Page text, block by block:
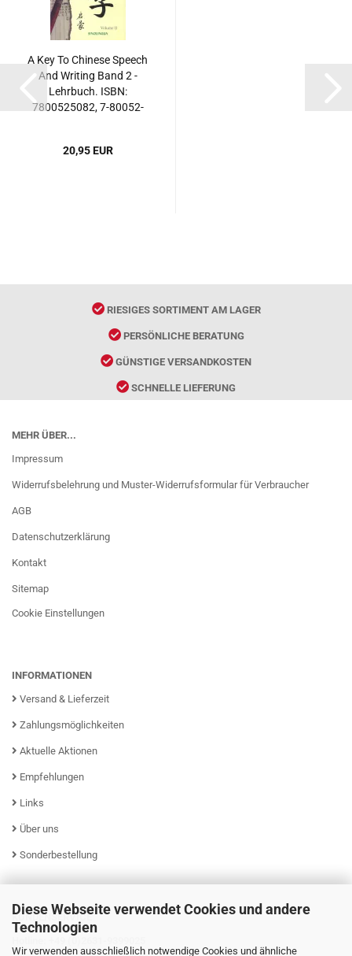
Diese Webseite verwendet Cookies und andere
Technologien
Wir verwenden ausschließlich notwendige Cookies und ähnliche
A Key To Chinese Speech
And Writing Band 2 -
Lehrbuch. ISBN:
7800525082, 7-80052-
20,95 EUR
RIESIGES SORTIMENT AM LAGER
PERSÖNLICHE BERATUNG
GÜNSTIGE VERSANDKOSTEN
SCHNELLE LIEFERUNG
MEHR ÜBER...
Impressum
Widerrufsbelehrung und Muster-Widerrufsformular für Verbraucher
AGB
Datenschutzerklärung
Kontakt
Sitemap
Cookie Einstellungen
INFORMATIONEN
Versand & Lieferzeit
Zahlungsmöglichkeiten
Aktuelle Aktionen
Empfehlungen
Links
Über uns
Sonderbestellung
KUNDENSERVICE